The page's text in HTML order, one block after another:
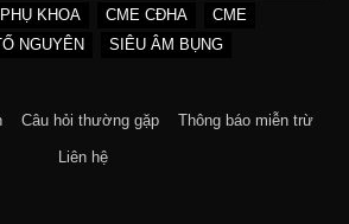
KHOA
CME CĐHA
CME
NGUYÊN
SIÊU ÂM BỤNG
Câu hỏi thường gặp Thông báo miễn trừ
Liên hệ